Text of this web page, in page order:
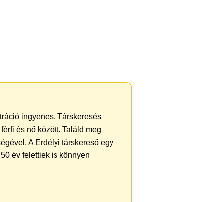
ingyenes. Társkeresés
és nő között. Találd meg
A Erdélyi társkereső egy
év felettiek is könnyen